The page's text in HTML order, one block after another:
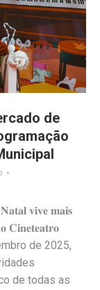
de
𝐯𝐢𝐯𝐞 𝐦𝐚𝐢𝐬
𝐂𝐢𝐧𝐞𝐭𝐞𝐚𝐭𝐫𝐨
de 2025,
de todas as